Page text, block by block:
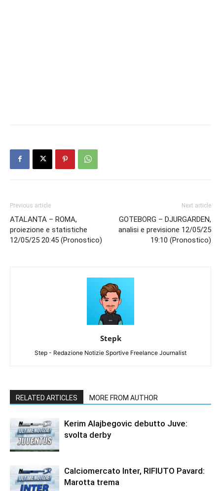
Previous article
ATALANTA – ROMA,
proiezione e statistiche
12/05/25 20:45 (Pronostico)
Next article
GOTEBORG – DJURGARDEN,
analisi e previsione 12/05/25
19:10 (Pronostico)
Stepk
Step - Redazione Notizie Sportive Freelance Journalist
RELATED ARTICLES MORE FROM AUTHOR
Kerim Alajbegovic debutto Juve:
svolta derby
Calciomercato Inter, RIFIUTO Pavard:
Marotta trema